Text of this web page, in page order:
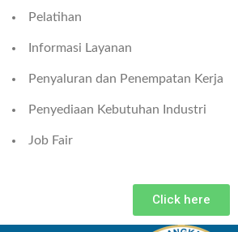
Pelatihan
Informasi Layanan
Penyaluran dan Penempatan Kerja
Penyediaan Kebutuhan Industri
Job Fair
Click here